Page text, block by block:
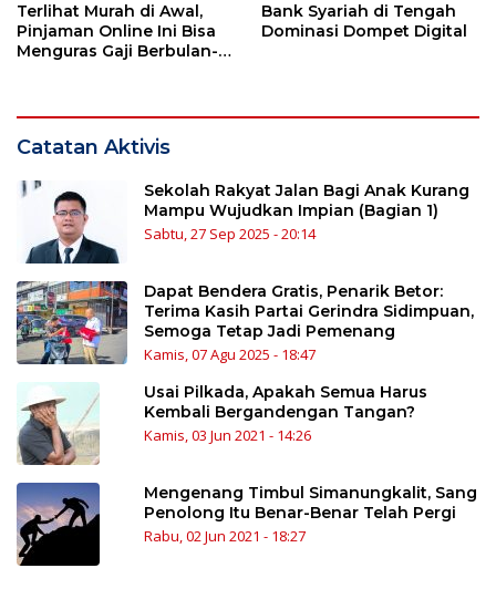
Terlihat Murah di Awal,
Pinjaman Online Ini Bisa
Menguras Gaji Berbulan-
Bank Syariah di Tengah
Dominasi Dompet Digital
Catatan Aktivis
Sekolah Rakyat Jalan Bagi Anak Kurang
Mampu Wujudkan Impian (Bagian 1)
Sabtu, 27 Sep 2025 - 20:14
Dapat Bendera Gratis, Penarik Betor:
Terima Kasih Partai Gerindra Sidimpuan,
Semoga Tetap Jadi Pemenang
Kamis, 07 Agu 2025 - 18:47
Usai Pilkada, Apakah Semua Harus
Kembali Bergandengan Tangan?
Kamis, 03 Jun 2021 - 14:26
Mengenang Timbul Simanungkalit, Sang
Penolong Itu Benar-Benar Telah Pergi
Rabu, 02 Jun 2021 - 18:27